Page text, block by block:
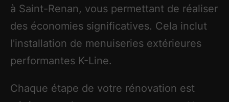
à Saint-Renan, vous permettant de réaliser
des économies significatives. Cela inclut
l'installation de menuiseries extérieures
performantes K-Line.
Chaque étape de votre rénovation est